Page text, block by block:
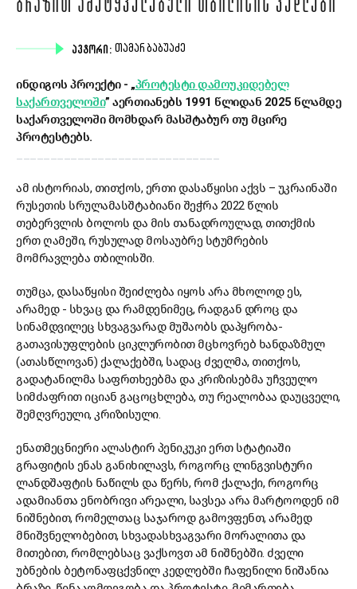
ᲑᲠᲐᲖᲘᲗ ᲐᲛᲔᲢᲧᲕᲔᲚᲔᲑᲣᲚᲘ ᲗᲑᲘᲚᲘᲡᲘᲡ ᲙᲔᲓᲚᲔᲑᲘ
ᲐᲕᲢᲝᲠᲘ: ᲗᲐᲛᲐᲠ ᲑᲐᲑᲣᲐᲫᲔ
ინდიგოს პროექტი - „პროტესტიდამოუკიდებელ
საქართველოში” აერთიანებს 1991 წლიდან 2025 წლამდე
საქართველოში მომხდარ მასშტაბურ თუ მცირე
პროტესტებს.
ამ ისტორიას, თითქოს, ერთი დასაწყისი აქვს – უკრაინაში
რუსეთის სრულამასშტაბიანი შეჭრა 2022 წლის
თებერვლის ბოლოს და მის თანადროულად, თითქმის
ერთ ღამეში, რუსულად მოსაუბრე სტუმრების
მომრავლება თბილისში.
თუმცა, დასაწყისი შეიძლება იყოს არა მხოლოდ ეს,
არამედ - სხვაც და რამდენიმეც, რადგან დროც და
სინამდვილეც სხვაგვარად მუშაობს დაპყრობა-
გათავისუფლების ციკლურობით მცხოვრებ ხანდაზმულ
(ათასწლოვან) ქალაქებში, სადაც ძველმა, თითქოს,
გადატანილმა საფრთხეებმა და კრიზისებმა უჩვეულო
სიმძაფრით იციან გაცოცხლება, თუ რეალობაა დაუცველი,
შემღვრეული, კრიზისული.
ენათმეცნიერი ალასტირ პენიკუკი ერთ სტატიაში
გრაფიტის ენას განიხილავს, როგორც ლინგვისტური
ლანდშაფტის ნაწილს და წერს, რომ ქალაქი, როგორც
ადამიანთა ენობრივი არეალი, სავსეა არა მარტოოდენ იმ
ნიშნებით, რომელთაც საჯაროდ გამოვფენთ, არამედ
მნიშვნელობებით, სხვადასხვაგვარი მორალითა და
მითებით, რომლებსაც ვაქსოვთ ამ ნიშნებში. ძველი
უბნების ბეტონაფცქვნილ კედლებში ჩაფენილი ნიშანია